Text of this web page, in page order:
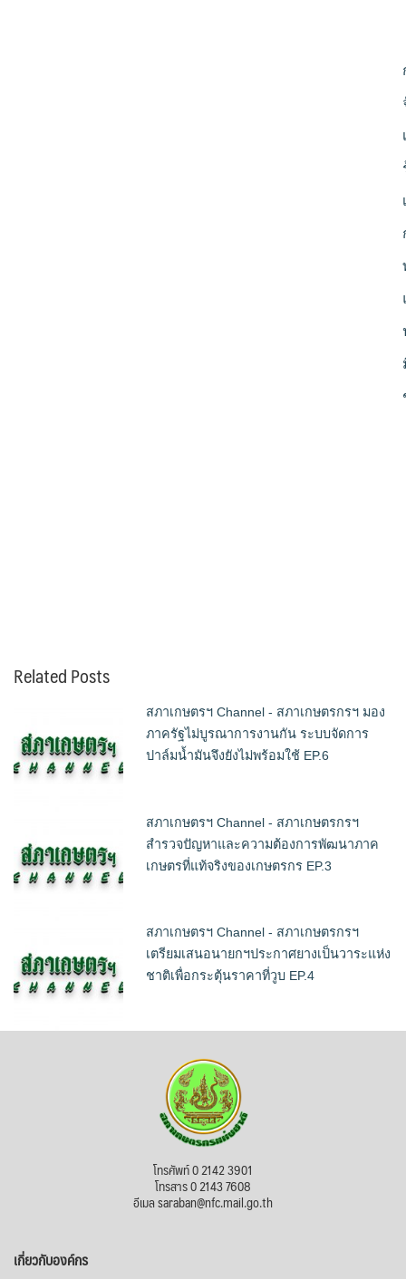
Related Posts
สภาเกษตรฯ Channel - สภาเกษตรกรฯ มอง
ภาครัฐไม่บูรณาการงานกัน ระบบจัดการ
ปาล์มน้ำมันจึงยังไม่พร้อมใช้ EP.6
สภาเกษตรฯ Channel - สภาเกษตรกรฯ
สำรวจปัญหาและความต้องการพัฒนาภาค
เกษตรที่แท้จริงของเกษตรกร EP.3
สภาเกษตรฯ Channel - สภาเกษตรกรฯ
เตรียมเสนอนายกฯประกาศยางเป็นวาระแห่ง
ชาติเพื่อกระตุ้นราคาที่วูบ EP.4
โทรศัพท์ 0 2142 3901
โทรสาร 0 2143 7608
อีเมล saraban@nfc.mail.go.th
เกี่ยวกับองค์กร